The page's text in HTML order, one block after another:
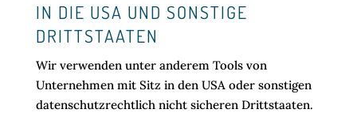
IN DIE USA UND SONSTIGE
DRITTSTAATEN
Wir verwenden unter anderem Tools von
Unternehmen mit Sitz in den USA oder sonstigen
datenschutzrechtlich nicht sicheren Drittstaaten.